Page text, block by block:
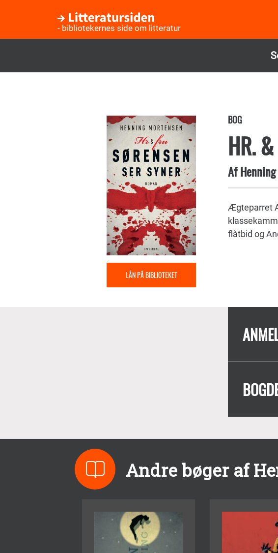
- bibliotekernes side om litteratur
LÅN PÅ BIBLIOTEKET
BOG
HR.
Af
Ægteparret
flåtbid og
Andre bøger af